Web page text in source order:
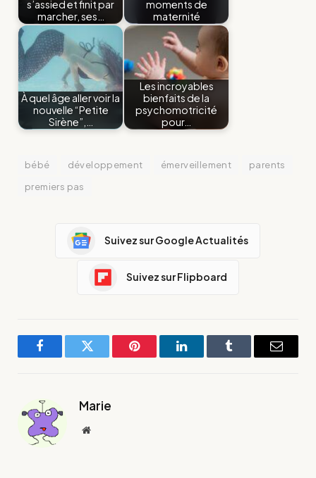
s’assied et finit par
marcher, ses…
moments de
maternité
À quel âge aller voir la
nouvelle “Petite
Sirène”,…
Les incroyables
bienfaits de la
psychomotricité
pour…
bébé développement émerveillement
parents
premiers pas
Suivez sur Google Actualités
Suivez sur Flipboard
FacebookTwitter Pinterest LinkedInTumblr
E-
Marie
Site